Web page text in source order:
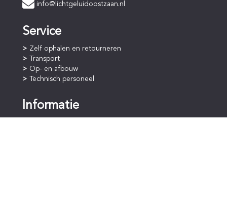
info@lichtgeluidoostzaan.nl
Service
Zelf ophalen en retourneren
Transport
Op- en afbouw
Technisch personeel
Informatie